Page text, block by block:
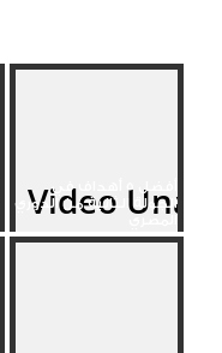
أفضل 5 أهداف في
الجولة الثانية من الدوري